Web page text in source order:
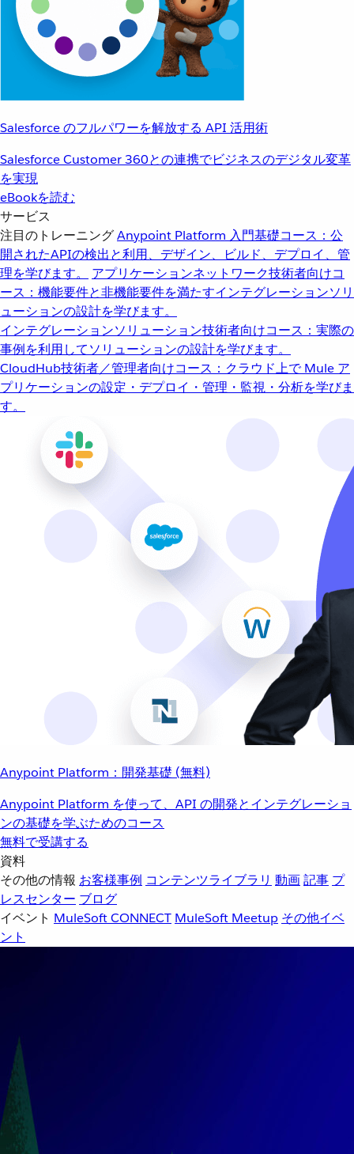
Salesforce のフルパワーを解放する API 活用術
Salesforce Customer 360との連携でビジネスのデジタル変革
を実現
eBookを読む
サービス
注目のトレーニングAnypoint Platform 入門基礎コース：公
開されたAPIの検出と利用、デザイン、ビルド、デプロイ、管
理を学びます。
アプリケーションネットワーク技術者向けコ
ース：機能要件と非機能要件を満たすインテグレーションソリ
ューションの設計を学びます。
インテグレーションソリューション技術者向けコース：実際の
事例を利用してソリューションの設計を学びます。
CloudHub技術者／管理者向けコース：クラウド上で Mule ア
プリケーションの設定・デプロイ・管理・監視・分析を学びま
す。
Anypoint Platform：開発基礎 (無料)
Anypoint Platform を使って、API の開発とインテグレーショ
ンの基礎を学ぶためのコース
無料で受講する
資料
その他の情報 お客様事例 コンテンツライブラリ 動画記事 プ
レスセンター ブログ
イベント MuleSoft CONNECT MuleSoft Meetup その他イベ
ント